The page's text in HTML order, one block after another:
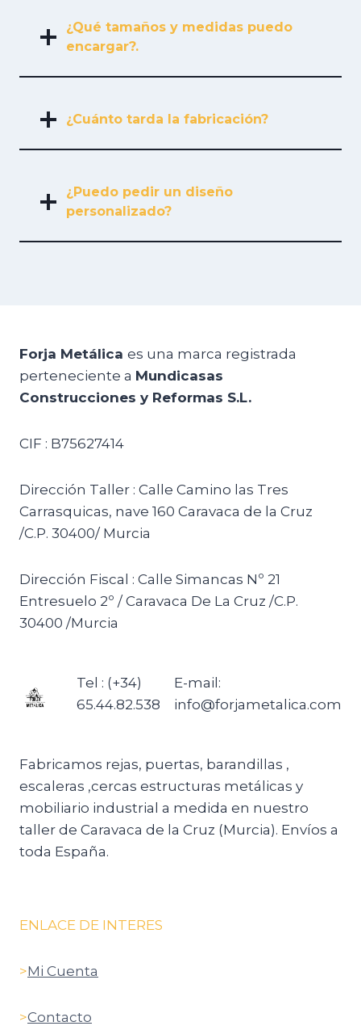
¿Qué tamaños y medidas puedo
encargar?.
¿Cuánto tarda la fabricación?
¿Puedo pedir un diseño
personalizado?
Forja Metálica es una marca registrada
perteneciente a Mundicasas
Construcciones y Reformas S.L.
CIF : B75627414
Dirección Taller : Calle Camino las Tres
Carrasquicas, nave 160 Caravaca de la Cruz
/C.P. 30400/ Murcia
Dirección Fiscal : Calle Simancas Nº 21
Entresuelo 2º / Caravaca De La Cruz /C.P.
30400 /Murcia
Tel : (+34)
65.44.82.538
E-mail:
info@forjametalica.com
Fabricamos rejas, puertas, barandillas ,
escaleras ,cercas estructuras metálicas y
mobiliario industrial a medida en nuestro
taller de Caravaca de la Cruz (Murcia). Envíos a
toda España.
ENLACE DE INTERES
>Mi Cuenta
>Contacto